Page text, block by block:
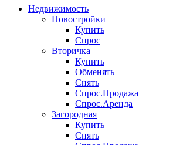
Недвижимость
Новостройки
Купить
Спрос
Вторичка
Купить
Обменять
Снять
Спрос.Продажа
Спрос.Аренда
Загородная
Купить
Снять